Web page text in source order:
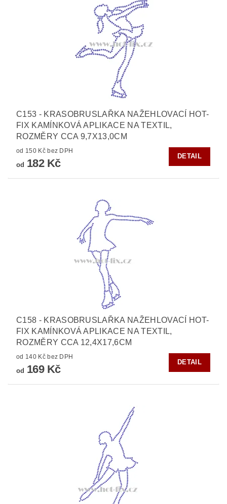
C153 - KRASOBRUSLAŘKA NAŽEHLOVACÍ HOT-
FIX KAMÍNKOVÁ APLIKACE NA TEXTIL,
ROZMĚRY CCA 9,7X13,0CM
od 150 Kč bez DPH
od 182 Kč
DETAIL
C158 - KRASOBRUSLAŘKA NAŽEHLOVACÍ HOT-
FIX KAMÍNKOVÁ APLIKACE NA TEXTIL,
ROZMĚRY CCA 12,4X17,6CM
od 140 Kč bez DPH
od 169 Kč
DETAIL